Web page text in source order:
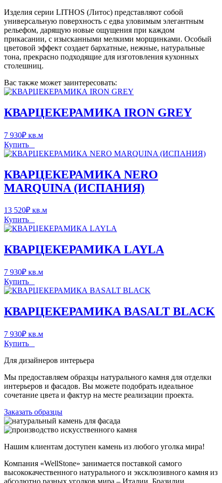
Изделия серии LITHOS (Литос) представляют собой
универсальную поверхность с едва уловимым элегантным
рельефом, дарящую новые ощущения при каждом
прикасании, с изысканными мелкими морщинками. Особый
цветовой эффект создает бархатные, нежные, натуральные
тона, прекрасно подходящие для изготовления кухонных
столешниц.
Вас также может заинтересовать:
КВАРЦЕКЕРАМИКА IRON GREY
7 930₽ кв.м
Купить
КВАРЦЕКЕРАМИКА NERO
MARQUINA (ИСПАНИЯ)
13 520₽ кв.м
Купить
КВАРЦЕКЕРАМИКА LAYLA
7 930₽ кв.м
Купить
КВАРЦЕКЕРАМИКА BASALT BLACK
7 930₽ кв.м
Купить
Для дизайнеров интерьера
Мы предоставляем образцы натурального камня для отделки
интерьеров и фасадов. Вы можете подобрать идеальное
сочетание цвета и фактур на месте реализации проекта.
Заказать образцы
Нашим клиентам доступен камень из любого уголка мира!
Компания «WellStone» занимается поставкой самого
высококачественного натурального и эксклюзивного камня из
абсолютно разных уголков мира – Италии, Бразилии,